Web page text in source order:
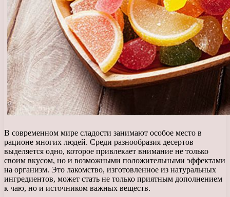
В современном мире сладости занимают особое место в
рационе многих людей. Среди разнообразия десертов
выделяется одно, которое привлекает внимание не только
своим вкусом, но и возможными положительными эффектами
на организм. Это лакомство, изготовленное из натуральных
ингредиентов, может стать не только приятным дополнением
к чаю, но и источником важных веществ.